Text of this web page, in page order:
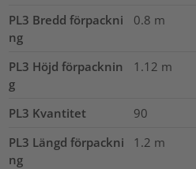
PL3 Bredd förpackni
ng
0.8 m
PL3 Höjd förpacknin
g
1.12 m
PL3 Kvantitet
90
PL3 Längd förpackni
ng
1.2 m